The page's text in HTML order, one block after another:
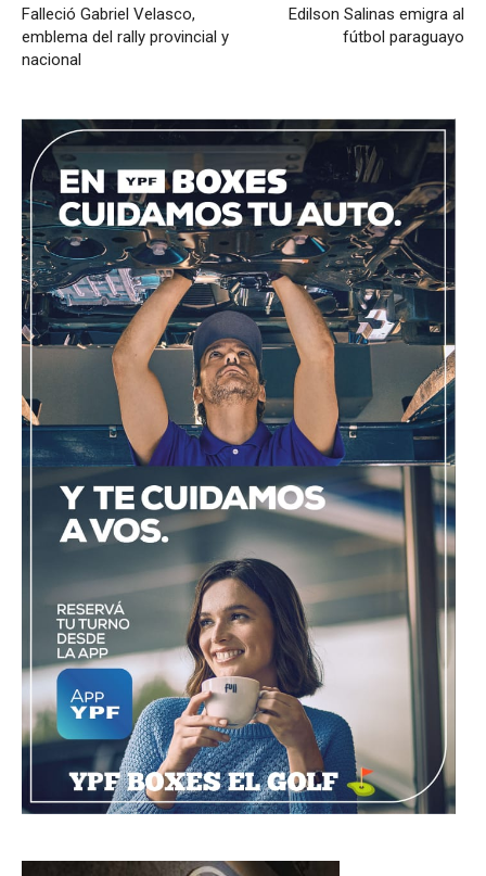
Falleció Gabriel Velasco,
emblema del rally provincial y
nacional
Edilson Salinas emigra al
fútbol paraguayo